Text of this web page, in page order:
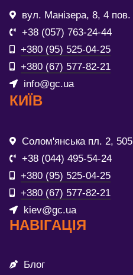
вул. Манізера, 8, 4 пов.
+38 (057) 763-24-44
+380 (95) 525-04-25
+380 (67) 577-82-21
info@gc.ua
КИЇВ
Солом'янська пл. 2, 505
+38 (044) 495-54-24
+380 (95) 525-04-25
+380 (67) 577-82-21
kiev@gc.ua
НАВІГАЦІЯ
Блог